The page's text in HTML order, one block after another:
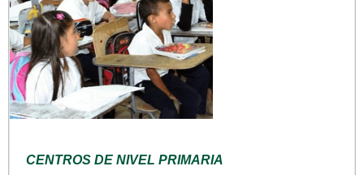
CENTROS DE NIVEL PRIMARIA